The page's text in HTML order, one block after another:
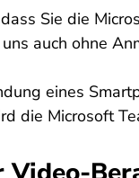
Sie die
auch ohne
eines
die Microsoft